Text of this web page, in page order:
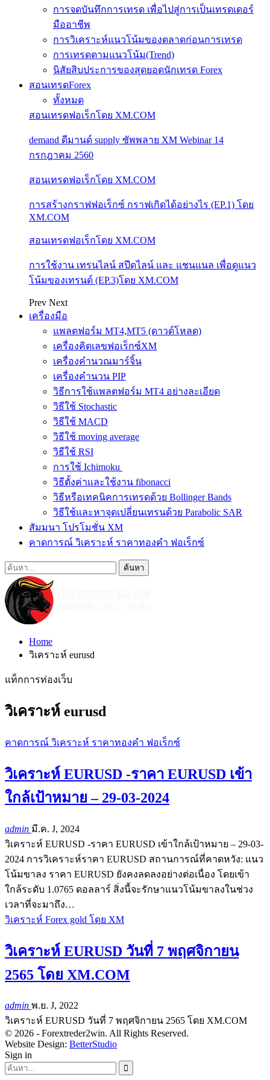
การจดบันทึกการเทรด เพื่อไปสู่การเป็นเทรดเดอร์
มืออาชีพ
การวิเคราะห์แนวโน้มของตลาดก่อนการเทรด
การเทรดตามแนวโน้ม(Trend)
นิสัยสิบประการของสุดยอดนักเทรด Forex
สอนเทรดForex
ทั้งหมด
สอนเทรดฟอเร็กโดย XM.COM
demand ดีมานด์ supply ซัพพลาย XM Webinar 14
กรกฎาคม 2560
สอนเทรดฟอเร็กโดย XM.COM
การสร้างกราฟฟอเร็กซ์ กราฟเกิดได้อย่างไร (EP.1) โดย
XM.COM
สอนเทรดฟอเร็กโดย XM.COM
การใช้งาน เทรนไลน์ สปีดไลน์ และ แชนแนล เพื่อดูแนว
โน้มของเทรนด์ (EP.3)โดย XM.COM
Prev Next
เครื่องมือ
แพลตฟอร์ม MT4,MT5 (ดาวด์โหลด)
เครื่องคิดเลขฟอเร็กซ์XM
เครื่องคำนวณมาร์จิ้น
เครื่องคำนวน PIP
วิธีการใช้แพลตฟอร์ม MT4 อย่างละเอียด
วิธีใช้ Stochastic
วิธีใช้ MACD
วิธีใช้ moving average
วิธีใช้ RSI
การใช้ Ichimoku
วิธีตั้งค่าและใช้งาน fibonacci
วิธีหรือเทคนิคการเทรดด้วย Bollinger Bands
วิธีใช้และหาจุดเปลี่ยนเทรนด้วย Parabolic SAR
สัมมนา โปรโมชั่น XM
คาดการณ์ วิเคราะห์ ราคาทองคำ ฟอเร็กซ์
Home
วิเคราะห์ eurusd
แท็กการท่องเว็บ
วิเคราะห์ eurusd
คาดการณ์ วิเคราะห์ ราคาทองคำ ฟอเร็กซ์
วิเคราะห์ EURUSD -ราคา EURUSD เข้า
ใกล้เป้าหมาย – 29-03-2024
admin มี.ค. J, 2024
วิเคราะห์ EURUSD -ราคา EURUSD เข้าใกล้เป้าหมาย – 29-03-
2024 การวิเคราะห์ราคา EURUSD สถานการณ์ที่คาดหวัง: แนว
โน้มขาลง ราคา EURUSD ยังคงลดลงอย่างต่อเนื่อง โดยเข้า
ใกล้ระดับ 1.0765 ดอลลาร์ สิ่งนี้จะรักษาแนวโน้มขาลงในช่วง
เวลาที่จะมาถึง…
วิเคราะห์ Forex gold โดย XM
วิเคราะห์ EURUSD วันที่ 7 พฤศจิกายน
2565 โดย XM.COM
admin พ.ย. J, 2022
วิเคราะห์ EURUSD วันที่ 7 พฤศจิกายน 2565 โดย XM.COM
© 2026 - Forextreder2win. All Rights Reserved.
Website Design: BetterStudio
Sign in